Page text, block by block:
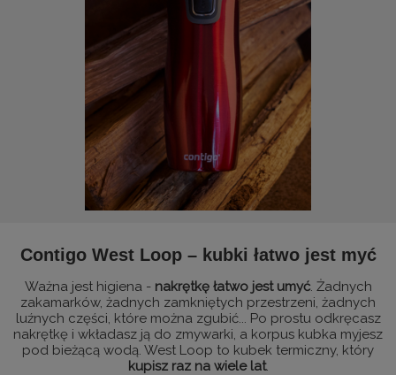
Contigo West Loop – kubki łatwo jest myć
Ważna jest higiena - nakrętkę łatwo jest umyć. Żadnych
zakamarków, żadnych zamkniętych przestrzeni, żadnych
luźnych części, które można zgubić... Po prostu odkręcasz
nakrętkę i wkładasz ją do zmywarki, a korpus kubka myjesz
pod bieżącą wodą. West Loop to kubek termiczny, który
kupisz raz na wiele lat.